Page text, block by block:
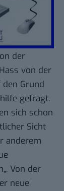
der
von der
Grund
gefragt.
sich schon
Sicht
anderem
„. Von der
neue